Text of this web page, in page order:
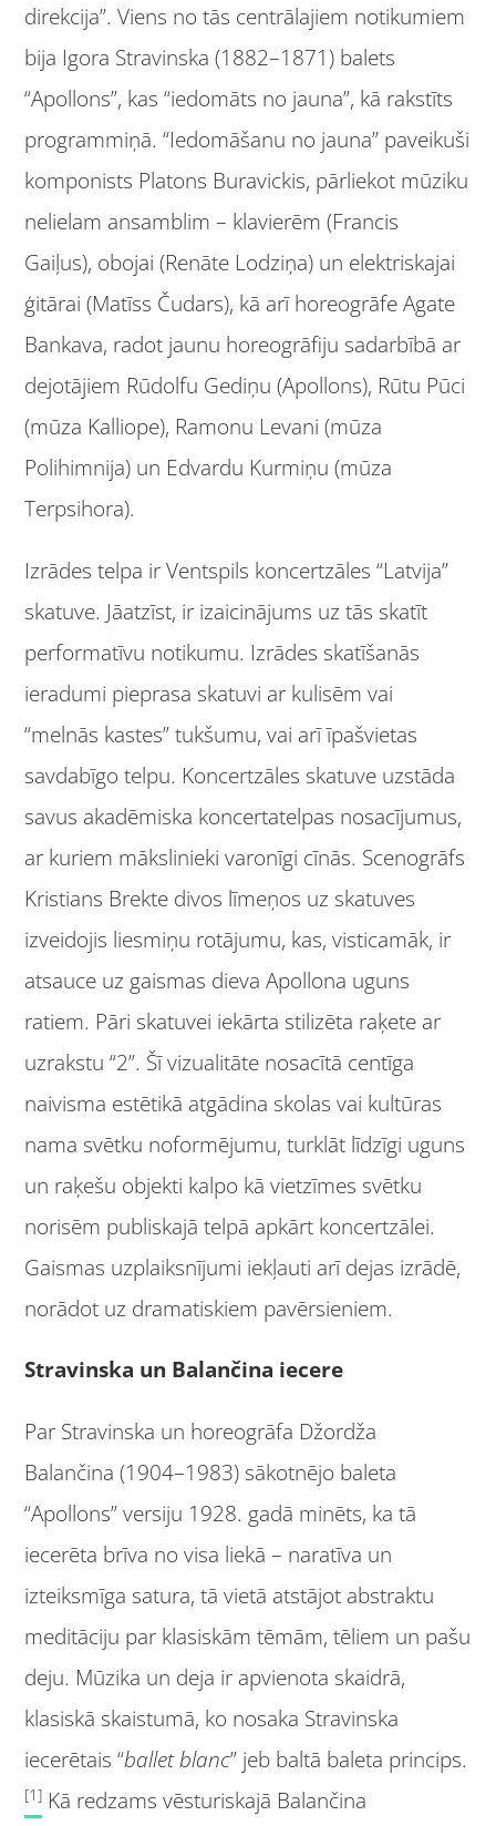
direkcija”. Viens no tās centrālajiem notikumiem
bija Igora Stravinska (1882–1871) balets
“Apollons”, kas “iedomāts no jauna”, kā rakstīts
programmiņā. “Iedomāšanu no jauna” paveikuši
komponists Platons Buravickis, pārliekot mūziku
nelielam ansamblim – klavierēm (Francis
Gaiļus), obojai (Renāte Lodziņa) un elektriskajai
ģitārai (Matīss Čudars), kā arī horeogrāfe Agate
Bankava, radot jaunu horeogrāfiju sadarbībā ar
dejotājiem Rūdolfu Gediņu (Apollons), Rūtu Pūci
(mūza Kalliope), Ramonu Levani (mūza
Polihimnija) un Edvardu Kurmiņu (mūza
Terpsihora).
Izrādes telpa ir Ventspils koncertzāles “Latvija”
skatuve. Jāatzīst, ir izaicinājums uz tās skatīt
performatīvu notikumu. Izrādes skatīšanās
ieradumi pieprasa skatuvi ar kulisēm vai
“melnās kastes” tukšumu, vai arī īpašvietas
savdabīgo telpu. Koncertzāles skatuve uzstāda
savus akadēmiska koncertatelpas nosacījumus,
ar kuriem mākslinieki varonīgi cīnās. Scenogrāfs
Kristians Brekte divos līmeņos uz skatuves
izveidojis liesmiņu rotājumu, kas, visticamāk, ir
atsauce uz gaismas dieva Apollona uguns
ratiem. Pāri skatuvei iekārta stilizēta raķete ar
uzrakstu “2”. Šī vizualitāte nosacītā centīga
naivisma estētikā atgādina skolas vai kultūras
nama svētku noformējumu, turklāt līdzīgi uguns
un raķešu objekti kalpo kā vietzīmes svētku
norisēm publiskajā telpā apkārt koncertzālei.
Gaismas uzplaiksnījumi iekļauti arī dejas izrādē,
norādot uz dramatiskiem pavērsieniem.
Stravinska un Balančina iecere
Par Stravinska un horeogrāfa Džordža
Balančina (1904–1983) sākotnējo baleta
“Apollons” versiju 1928. gadā minēts, ka tā
iecerēta brīva no visa liekā – naratīva un
izteiksmīga satura, tā vietā atstājot abstraktu
meditāciju par klasiskām tēmām, tēliem un pašu
deju. Mūzika un deja ir apvienota skaidrā,
klasiskā skaistumā, ko nosaka Stravinska
iecerētais “ballet blanc” jeb baltā baleta princips.
[1] Kā redzams vēsturiskajā Balančina